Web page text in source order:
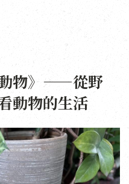
動物》——從野
動物的生活